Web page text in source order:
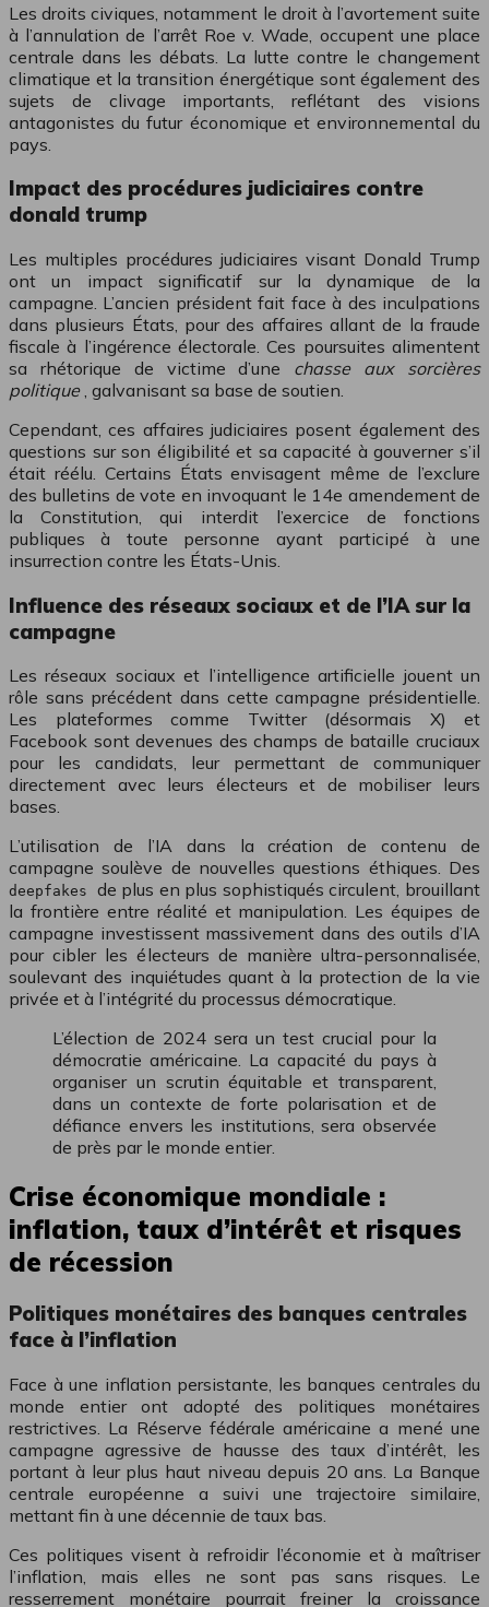
Les droits civiques, notamment le droit à l’avortement suite
à l’annulation de l’arrêt Roe v. Wade, occupent une place
centrale dans les débats. La lutte contre le changement
climatique et la transition énergétique sont également des
sujets de clivage importants, reflétant des visions
antagonistes du futur économique et environnemental du
pays.
Impact des procédures judiciaires contre
donald trump
Les multiples procédures judiciaires visant Donald Trump
ont un impact significatif sur la dynamique de la
campagne. L’ancien président fait face à des inculpations
dans plusieurs États, pour des affaires allant de la fraude
fiscale à l’ingérence électorale. Ces poursuites alimentent
sa rhétorique de victime d’une chasse aux sorcières
politique , galvanisant sa base de soutien.
Cependant, ces affaires judiciaires posent également des
questions sur son éligibilité et sa capacité à gouverner s’il
était réélu. Certains États envisagent même de l’exclure
des bulletins de vote en invoquant le 14e amendement de
la Constitution, qui interdit l’exercice de fonctions
publiques à toute personne ayant participé à une
insurrection contre les États-Unis.
Influence des réseaux sociaux et de l’IA sur la
campagne
Les réseaux sociaux et l’intelligence artificielle jouent un
rôle sans précédent dans cette campagne présidentielle.
Les plateformes comme Twitter (désormais X) et
Facebook sont devenues des champs de bataille cruciaux
pour les candidats, leur permettant de communiquer
directement avec leurs électeurs et de mobiliser leurs
bases.
L’utilisation de l’IA dans la création de contenu de
campagne soulève de nouvelles questions éthiques. Des
deepfakes de plus en plus sophistiqués circulent, brouillant
la frontière entre réalité et manipulation. Les équipes de
campagne investissent massivement dans des outils d’IA
pour cibler les électeurs de manière ultra-personnalisée,
soulevant des inquiétudes quant à la protection de la vie
privée et à l’intégrité du processus démocratique.
L’élection de 2024 sera un test crucial pour la
démocratie américaine. La capacité du pays à
organiser un scrutin équitable et transparent,
dans un contexte de forte polarisation et de
défiance envers les institutions, sera observée
de près par le monde entier.
Crise économique mondiale :
inflation, taux d’intérêt et risques
de récession
Politiques monétaires des banques centrales
face à l’inflation
Face à une inflation persistante, les banques centrales du
monde entier ont adopté des politiques monétaires
restrictives. La Réserve fédérale américaine a mené une
campagne agressive de hausse des taux d’intérêt, les
portant à leur plus haut niveau depuis 20 ans. La Banque
centrale européenne a suivi une trajectoire similaire,
mettant fin à une décennie de taux bas.
Ces politiques visent à refroidir l’économie et à maîtriser
l’inflation, mais elles ne sont pas sans risques. Le
resserrement monétaire pourrait freiner la croissance